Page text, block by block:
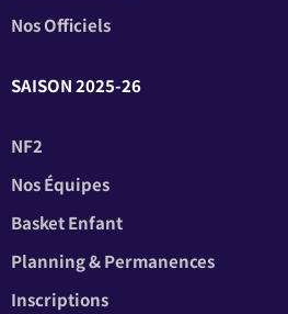
Nos Officiels
SAISON 2025-26
NF2
Nos Équipes
Basket Enfant
Planning & Permanences
Inscriptions